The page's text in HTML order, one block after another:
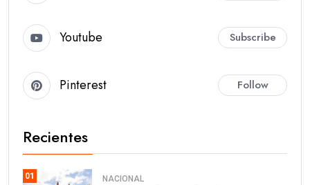
Youtube Subscribe
Pinterest Follow
Recientes
01 NACIONAL